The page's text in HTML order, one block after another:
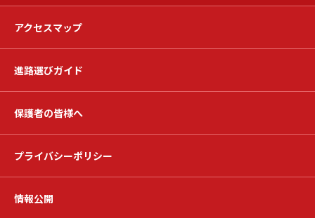
アクセスマップ
進路選びガイド
保護者の皆様へ
プライバシーポリシー
情報公開